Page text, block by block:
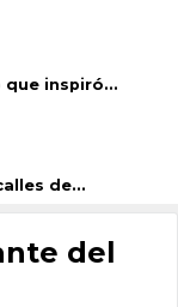
inspiró...
de...
del